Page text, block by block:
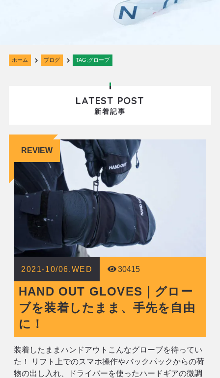
ホーム ブログ TAG:グローブ
LATEST POST
新着記事
REVIEW
2021-10/06.WED 30415
HAND OUT GLOVES｜グロー
ブを装着したまま、手先を自由
に！
装着したままハンドアウトこんなグローブを待ってい
た！ リフト上でのスマホ操作やバックパックからの荷
物の出し入れ、ドライバーを使ったハードギアの微調